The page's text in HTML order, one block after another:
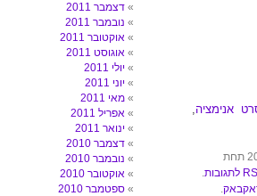
אנימציה,
הפוסט הזה נכתב על ידי עשבר בשבת, 21 בנובמבר, 2009 בשעה 20:46 תחת
.
.
דצמבר 2011
נובמבר 2011
אוקטובר 2011
אוגוסט 2011
יולי 2011
יוני 2011
מאי 2011
אפריל 2011
ינואר 2011
דצמבר 2010
נובמבר 2010
אוקטובר 2010
ספטמבר 2010